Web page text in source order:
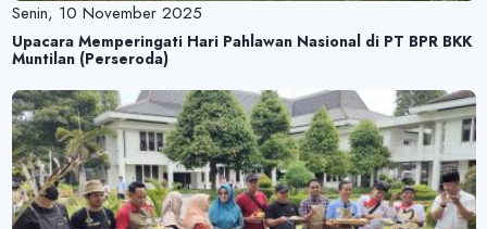
Senin, 10 November 2025
Upacara Memperingati Hari Pahlawan Nasional di PT BPR BKK
Muntilan (Perseroda)